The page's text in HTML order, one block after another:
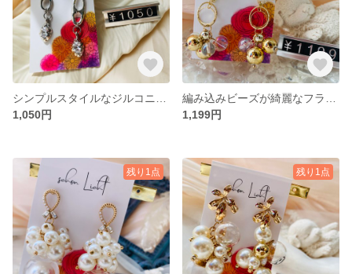
1,050円
1,199円
残り1点 残り1点